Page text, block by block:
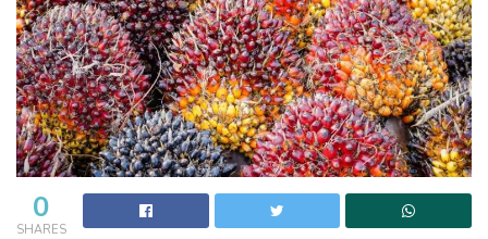
0
SHARES